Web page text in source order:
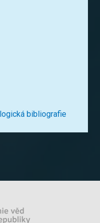
bibliografie